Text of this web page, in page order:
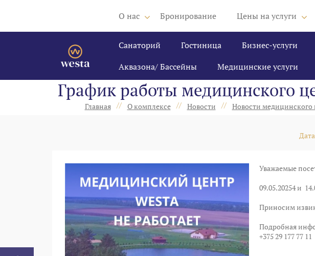
О нас Бронирование Цены на услуги
Санаторий Гостиница Бизнес-услуги
Аквазона/ Бассейны
Медицинские услуги
График работы медицинского
Главная // О комплексе // Новости // Новости медицинского
Уважаемые
09.05.20254 и
Приносим
Подробная
+375 29 177 77 11